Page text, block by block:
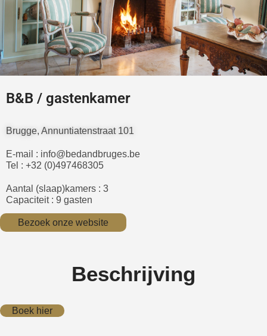
B&B / gastenkamer
Brugge, Annuntiatenstraat 101
E-mail : info@bedandbruges.be
Tel : +32 (0)497468305
Aantal (slaap)kamers : 3
Capaciteit : 9 gasten
Bezoek onze website
Beschrijving
Boek hier